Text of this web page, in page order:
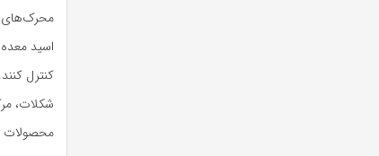
محرک‌های
اسید
کنترل
شکلات،
محصولات